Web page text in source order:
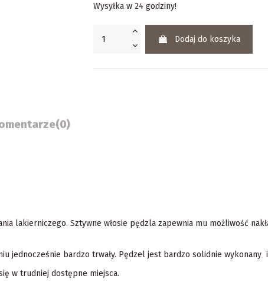
Wysyłka w 24 godziny!
Dodaj do koszyka
(0)
lakierniczego. Sztywne włosie pędzla zapewnia mu możliwość
jednocześnie bardzo trwały. Pędzel jest bardzo solidnie wykonany i
w trudniej dostępne miejsca.